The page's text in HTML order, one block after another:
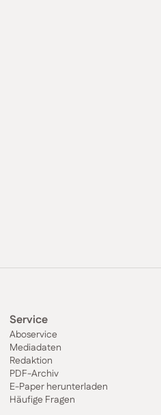
Service
Aboservice
Mediadaten
Redaktion
PDF-Archiv
E-Paper herunterladen
Häufige Fragen